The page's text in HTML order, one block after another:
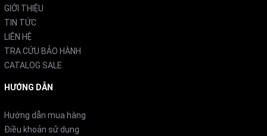
GIỚI THIỆU
TIN TỨC
LIÊN HỆ
TRA CỨU BẢO HÀNH
CATALOG SALE
HƯỚNG DẪN
Hướng dẫn mua hàng
Điều khoản sử dụng